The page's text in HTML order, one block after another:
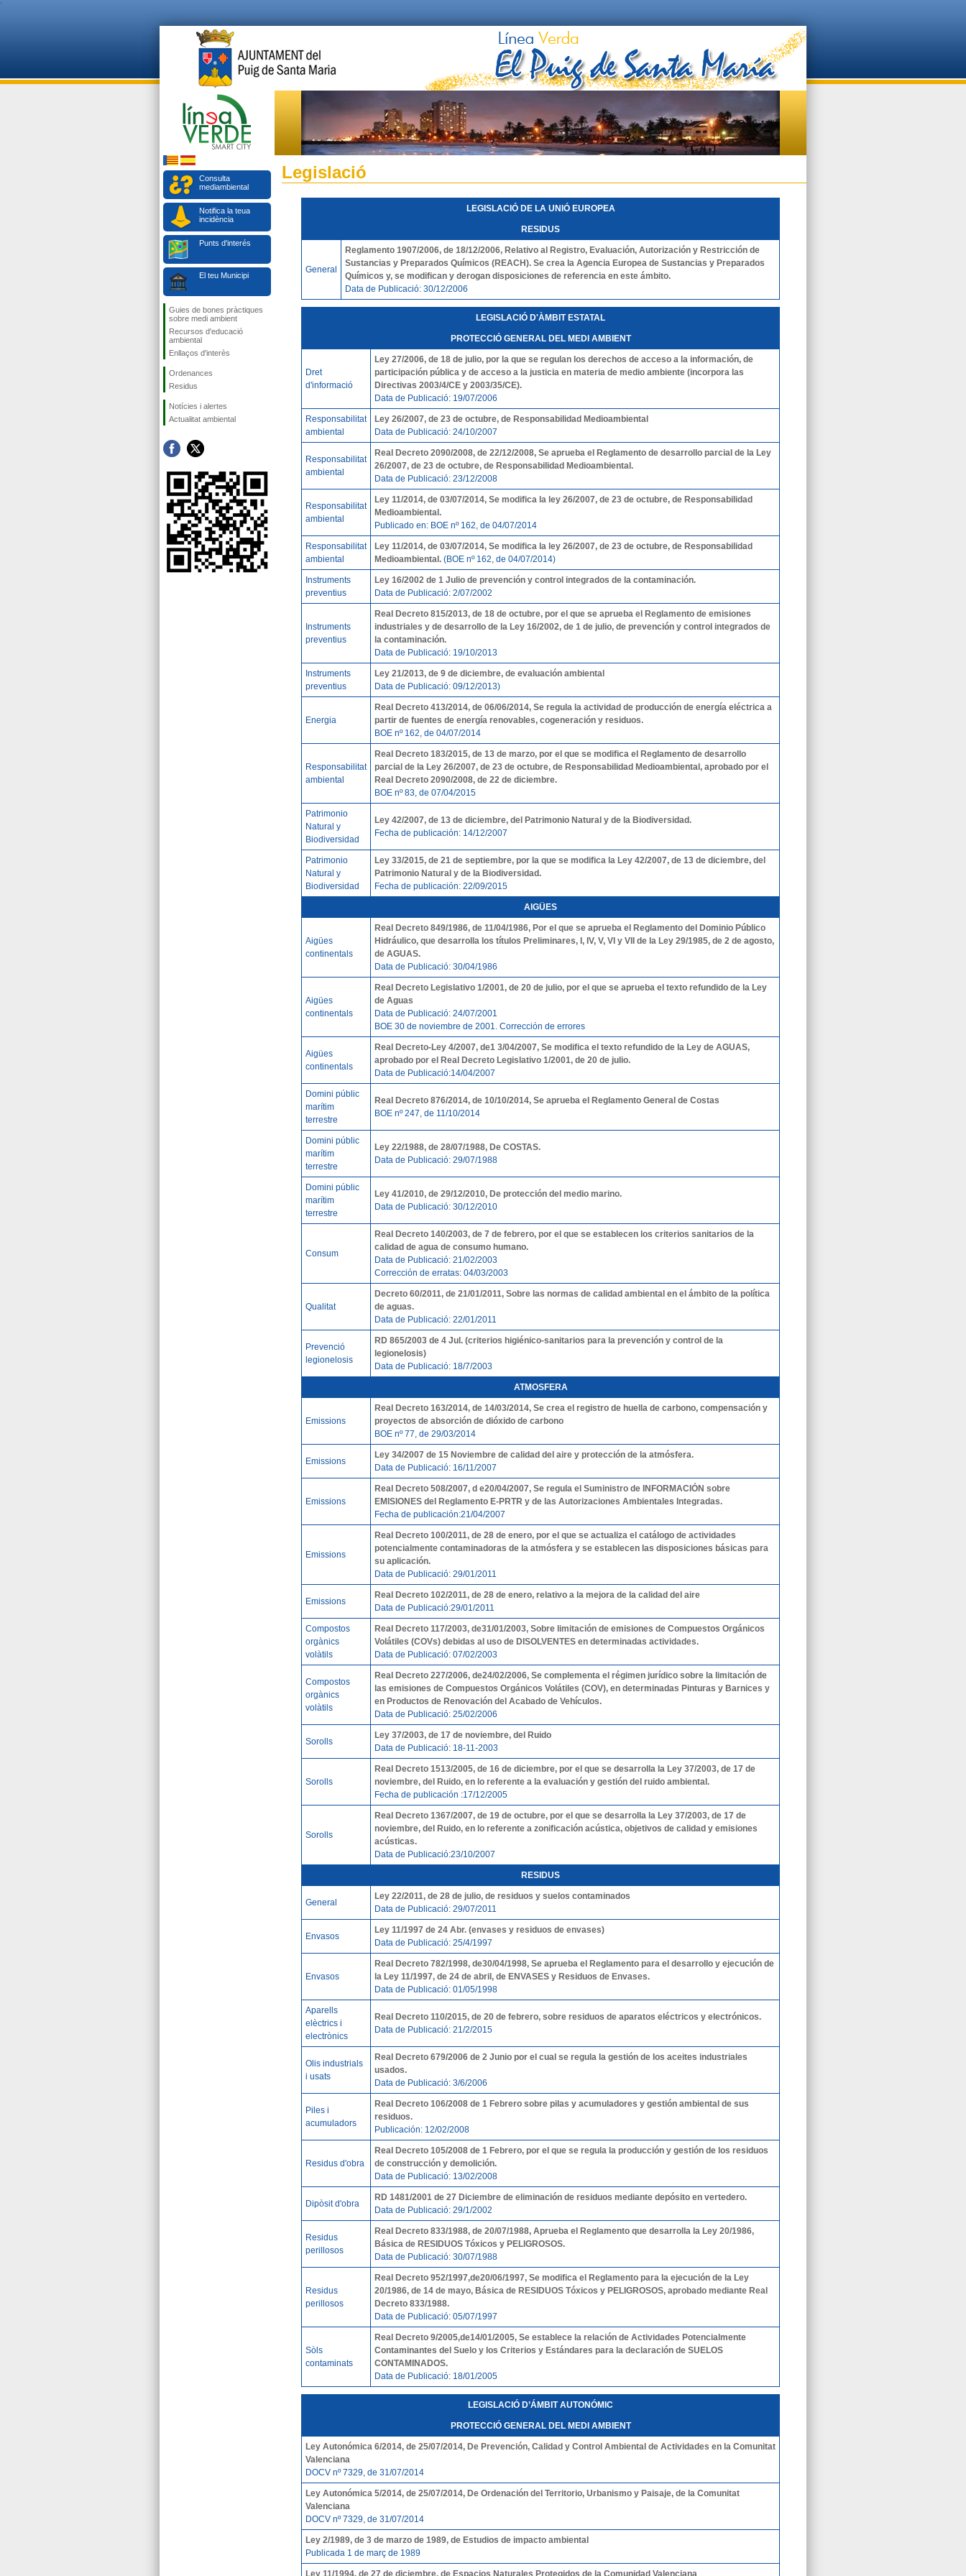
'
Consulta
mediambiental
Notifica la teua
incidència
Punts d'interés
El teu Municipi
Guies de bones pràctiques
sobre medi ambient
Recursos d'educació
ambiental
Enllaços d'interès
Ordenances
Residus
Notícies i alertes
Actualitat ambiental
Legislació
LEGISLACIÓ DE LA UNIÓ EUROPEA
RESIDUS
General
Reglamento 1907/2006, de 18/12/2006, Relativo al Registro, Evaluación, Autorización y Restricción de
Sustancias y Preparados Químicos (REACH). Se crea la Agencia Europea de Sustancias y Preparados
Químicos y, se modifican y derogan disposiciones de referencia en este ámbito.
Data de Publicació: 30/12/2006
LEGISLACIÓ D'ÀMBIT ESTATAL
PROTECCIÓ GENERAL DEL MEDI AMBIENT
Dret
d'informació
Ley 27/2006, de 18 de julio, por la que se regulan los derechos de acceso a la información, de
participación pública y de acceso a la justicia en materia de medio ambiente (incorpora las
Directivas 2003/4/CE y 2003/35/CE).
Data de Publicació: 19/07/2006
Responsabilitat
ambiental
Ley 26/2007, de 23 de octubre, de Responsabilidad Medioambiental
Data de Publicació: 24/10/2007
Responsabilitat
ambiental
Real Decreto 2090/2008, de 22/12/2008, Se aprueba el Reglamento de desarrollo parcial de la Ley
26/2007, de 23 de octubre, de Responsabilidad Medioambiental.
Data de Publicació: 23/12/2008
Responsabilitat
ambiental
Ley 11/2014, de 03/07/2014, Se modifica la ley 26/2007, de 23 de octubre, de Responsabilidad
Medioambiental.
Publicado en: BOE nº 162, de 04/07/2014
Responsabilitat
ambiental
Ley 11/2014, de 03/07/2014, Se modifica la ley 26/2007, de 23 de octubre, de Responsabilidad
Medioambiental. (BOE nº 162, de 04/07/2014)
Instruments
preventius
Ley 16/2002 de 1 Julio de prevención y control integrados de la contaminación.
Data de Publicació: 2/07/2002
Instruments
preventius
Real Decreto 815/2013, de 18 de octubre, por el que se aprueba el Reglamento de emisiones
industriales y de desarrollo de la Ley 16/2002, de 1 de julio, de prevención y control integrados de
la contaminación.
Data de Publicació: 19/10/2013
Instruments
preventius
Ley 21/2013, de 9 de diciembre, de evaluación ambiental
Data de Publicació: 09/12/2013)
Energia
Real Decreto 413/2014, de 06/06/2014, Se regula la actividad de producción de energía eléctrica a
partir de fuentes de energía renovables, cogeneración y residuos.
BOE nº 162, de 04/07/2014
Responsabilitat
ambiental
Real Decreto 183/2015, de 13 de marzo, por el que se modifica el Reglamento de desarrollo
parcial de la Ley 26/2007, de 23 de octubre, de Responsabilidad Medioambiental, aprobado por el
Real Decreto 2090/2008, de 22 de diciembre.
BOE nº 83, de 07/04/2015
Patrimonio
Natural y
Biodiversidad
Ley 42/2007, de 13 de diciembre, del Patrimonio Natural y de la Biodiversidad.
Fecha de publicación: 14/12/2007
Patrimonio
Natural y
Biodiversidad
Ley 33/2015, de 21 de septiembre, por la que se modifica la Ley 42/2007, de 13 de diciembre, del
Patrimonio Natural y de la Biodiversidad.
Fecha de publicación: 22/09/2015
AIGÜES
Aigües
continentals
Real Decreto 849/1986, de 11/04/1986, Por el que se aprueba el Reglamento del Dominio Público
Hidráulico, que desarrolla los títulos Preliminares, I, IV, V, VI y VII de la Ley 29/1985, de 2 de agosto,
de AGUAS.
Data de Publicació: 30/04/1986
Aigües
continentals
Real Decreto Legislativo 1/2001, de 20 de julio, por el que se aprueba el texto refundido de la Ley
de Aguas
Data de Publicació: 24/07/2001
BOE 30 de noviembre de 2001. Corrección de errores
Aigües
continentals
Real Decreto-Ley 4/2007, de1 3/04/2007, Se modifica el texto refundido de la Ley de AGUAS,
aprobado por el Real Decreto Legislativo 1/2001, de 20 de julio.
Data de Publicació:14/04/2007
Domini públic
marítim
terrestre
Real Decreto 876/2014, de 10/10/2014, Se aprueba el Reglamento General de Costas
BOE nº 247, de 11/10/2014
Domini públic
marítim
terrestre
Ley 22/1988, de 28/07/1988, De COSTAS.
Data de Publicació: 29/07/1988
Domini públic
marítim
terrestre
Ley 41/2010, de 29/12/2010, De protección del medio marino.
Data de Publicació: 30/12/2010
Consum
Real Decreto 140/2003, de 7 de febrero, por el que se establecen los criterios sanitarios de la
calidad de agua de consumo humano.
Data de Publicació: 21/02/2003
Corrección de erratas: 04/03/2003
Qualitat
Decreto 60/2011, de 21/01/2011, Sobre las normas de calidad ambiental en el ámbito de la política
de aguas.
Data de Publicació: 22/01/2011
Prevenció
legionelosis
RD 865/2003 de 4 Jul. (criterios higiénico-sanitarios para la prevención y control de la
legionelosis)
Data de Publicació: 18/7/2003
ATMOSFERA
Emissions
Real Decreto 163/2014, de 14/03/2014, Se crea el registro de huella de carbono, compensación y
proyectos de absorción de dióxido de carbono
BOE nº 77, de 29/03/2014
Emissions
Ley 34/2007 de 15 Noviembre de calidad del aire y protección de la atmósfera.
Data de Publicació: 16/11/2007
Emissions
Real Decreto 508/2007, d e20/04/2007, Se regula el Suministro de INFORMACIÓN sobre
EMISIONES del Reglamento E-PRTR y de las Autorizaciones Ambientales Integradas.
Fecha de publicación:21/04/2007
Emissions
Real Decreto 100/2011, de 28 de enero, por el que se actualiza el catálogo de actividades
potencialmente contaminadoras de la atmósfera y se establecen las disposiciones básicas para
su aplicación.
Data de Publicació: 29/01/2011
Emissions
Real Decreto 102/2011, de 28 de enero, relativo a la mejora de la calidad del aire
Data de Publicació:29/01/2011
Compostos
orgànics
volàtils
Real Decreto 117/2003, de31/01/2003, Sobre limitación de emisiones de Compuestos Orgánicos
Volátiles (COVs) debidas al uso de DISOLVENTES en determinadas actividades.
Data de Publicació: 07/02/2003
Compostos
orgànics
volàtils
Real Decreto 227/2006, de24/02/2006, Se complementa el régimen jurídico sobre la limitación de
las emisiones de Compuestos Orgánicos Volátiles (COV), en determinadas Pinturas y Barnices y
en Productos de Renovación del Acabado de Vehículos.
Data de Publicació: 25/02/2006
Sorolls
Ley 37/2003, de 17 de noviembre, del Ruido
Data de Publicació: 18-11-2003
Sorolls
Real Decreto 1513/2005, de 16 de diciembre, por el que se desarrolla la Ley 37/2003, de 17 de
noviembre, del Ruido, en lo referente a la evaluación y gestión del ruido ambiental.
Fecha de publicación :17/12/2005
Sorolls
Real Decreto 1367/2007, de 19 de octubre, por el que se desarrolla la Ley 37/2003, de 17 de
noviembre, del Ruido, en lo referente a zonificación acústica, objetivos de calidad y emisiones
acústicas.
Data de Publicació:23/10/2007
RESIDUS
General
Ley 22/2011, de 28 de julio, de residuos y suelos contaminados
Data de Publicació: 29/07/2011
Envasos
Ley 11/1997 de 24 Abr. (envases y residuos de envases)
Data de Publicació: 25/4/1997
Envasos
Real Decreto 782/1998, de30/04/1998, Se aprueba el Reglamento para el desarrollo y ejecución de
la Ley 11/1997, de 24 de abril, de ENVASES y Residuos de Envases.
Data de Publicació: 01/05/1998
Aparells
elèctrics i
electrònics
Real Decreto 110/2015, de 20 de febrero, sobre residuos de aparatos eléctricos y electrónicos.
Data de Publicació: 21/2/2015
Olis industrials
i usats
Real Decreto 679/2006 de 2 Junio por el cual se regula la gestión de los aceites industriales
usados.
Data de Publicació: 3/6/2006
Piles i
acumuladors
Real Decreto 106/2008 de 1 Febrero sobre pilas y acumuladores y gestión ambiental de sus
residuos.
Publicación: 12/02/2008
Residus d'obra
Real Decreto 105/2008 de 1 Febrero, por el que se regula la producción y gestión de los residuos
de construcción y demolición.
Data de Publicació: 13/02/2008
Dipòsit d'obra
RD 1481/2001 de 27 Diciembre de eliminación de residuos mediante depósito en vertedero.
Data de Publicació: 29/1/2002
Residus
perillosos
Real Decreto 833/1988, de 20/07/1988, Aprueba el Reglamento que desarrolla la Ley 20/1986,
Básica de RESIDUOS Tóxicos y PELIGROSOS.
Data de Publicació: 30/07/1988
Residus
perillosos
Real Decreto 952/1997,de20/06/1997, Se modifica el Reglamento para la ejecución de la Ley
20/1986, de 14 de mayo, Básica de RESIDUOS Tóxicos y PELIGROSOS, aprobado mediante Real
Decreto 833/1988.
Data de Publicació: 05/07/1997
Sòls
contaminats
Real Decreto 9/2005,de14/01/2005, Se establece la relación de Actividades Potencialmente
Contaminantes del Suelo y los Criterios y Estándares para la declaración de SUELOS
CONTAMINADOS.
Data de Publicació: 18/01/2005
LEGISLACIÓ D’ÁMBIT AUTONÓMIC
PROTECCIÓ GENERAL DEL MEDI AMBIENT
Ley Autonómica 6/2014, de 25/07/2014, De Prevención, Calidad y Control Ambiental de Actividades en la Comunitat
Valenciana
DOCV nº 7329, de 31/07/2014
Ley Autonómica 5/2014, de 25/07/2014, De Ordenación del Territorio, Urbanismo y Paisaje, de la Comunitat
Valenciana
DOCV nº 7329, de 31/07/2014
Ley 2/1989, de 3 de marzo de 1989, de Estudios de impacto ambiental
Publicada 1 de març de 1989
Ley 11/1994, de 27 de diciembre, de Espacios Naturales Protegidos de la Comunidad Valenciana